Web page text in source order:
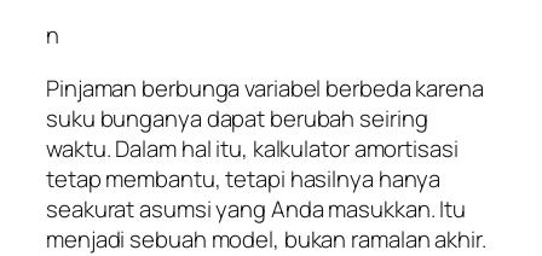
n
Pinjaman berbunga variabel berbeda karena
suku bunganya dapat berubah seiring
waktu. Dalam hal itu, kalkulator amortisasi
tetap membantu, tetapi hasilnya hanya
seakurat asumsi yang Anda masukkan. Itu
menjadi sebuah model, bukan ramalan akhir.